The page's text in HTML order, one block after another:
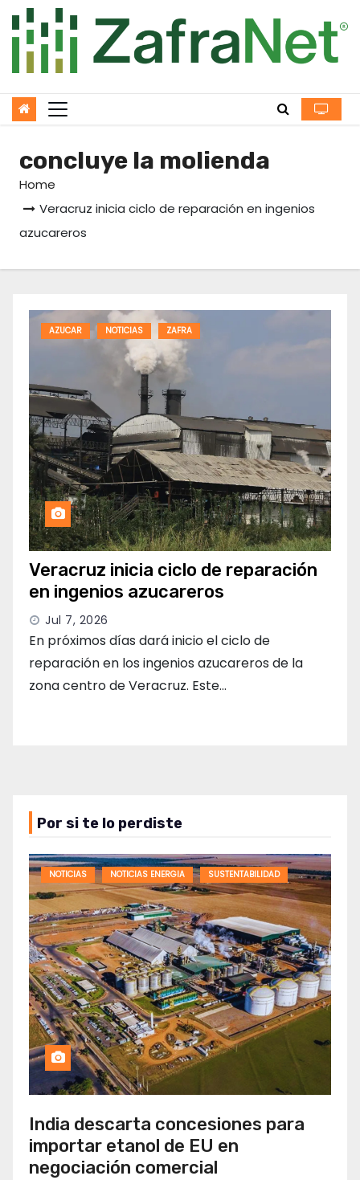
to
content
concluye la molienda
Home
Veracruz inicia ciclo de reparación en ingenios
azucareros
AZUCAR NOTICIAS ZAFRA
Veracruz inicia ciclo de reparación
en ingenios azucareros
Jul 7, 2026
En próximos días dará inicio el ciclo de
reparación en los ingenios azucareros de la
zona centro de Veracruz. Este…
Por si te lo perdiste
NOTICIAS NOTICIAS ENERGIA SUSTENTABILIDAD
India descarta concesiones para
importar etanol de EU en
negociación comercial